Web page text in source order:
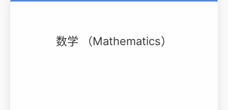
数学 （Mathematics）